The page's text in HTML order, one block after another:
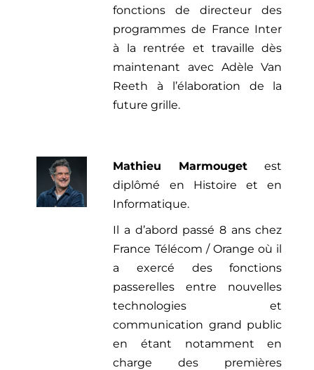
fonctions de directeur des
programmes de France Inter
à la rentrée et travaille dès
maintenant avec Adèle Van
Reeth à l’élaboration de la
future grille.
Mathieu Marmouget est
diplômé en Histoire et en
Informatique.
Il a d’abord passé 8 ans chez
France Télécom / Orange où il
a exercé des fonctions
passerelles entre nouvelles
technologies et
communication grand public
en étant notamment en
charge des premières